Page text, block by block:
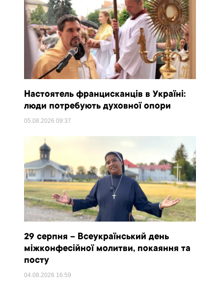
Настоятель францисканців в Україні:
люди потребують духовної опори
05.08.202609:37
29 серпня – Всеукраїнський день
міжконфесійної молитви, покаяння та
посту
04.08.2026 16:59